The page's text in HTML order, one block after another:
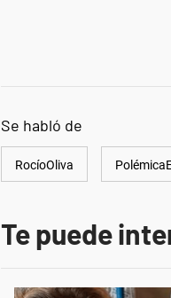
Se habló de
RocíoOliva
Te puede